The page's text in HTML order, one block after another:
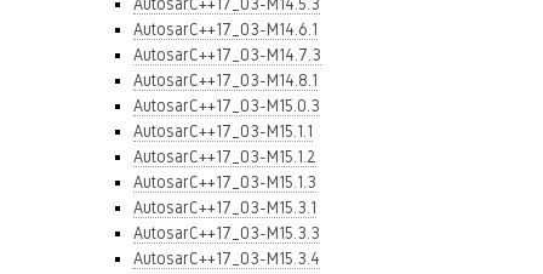
AutosarC++17_03-M14.6.1
AutosarC++17_03-M14.7.3
AutosarC++17_03-M14.8.1
AutosarC++17_03-M15.0.3
AutosarC++17_03-M15.1.1
AutosarC++17_03-M15.1.2
AutosarC++17_03-M15.1.3
AutosarC++17_03-M15.3.1
AutosarC++17_03-M15.3.3
AutosarC++17_03-M15.3.4